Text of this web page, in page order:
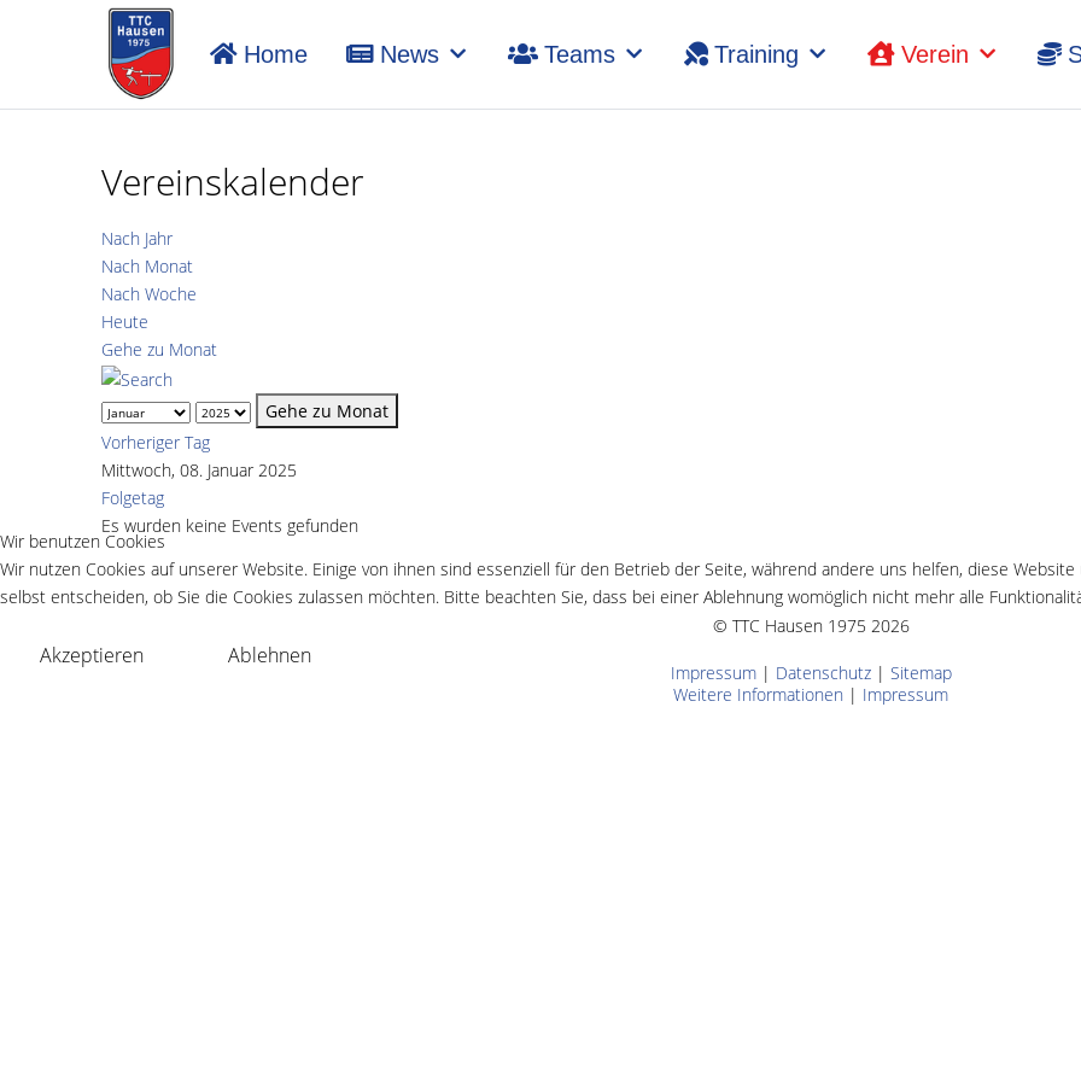
Home News Teams Training Verein
Vereinskalender
Nach Jahr
Nach Monat
Nach Woche
Heute
Gehe zu Monat
Gehe zu Monat
Vorheriger Tag
Mittwoch, 08. Januar 2025
Folgetag
Es wurden keine Events gefunden
© TTC Hausen 1975 2026
Impressum | Datenschutz | Sitemap
Wir benutzen Cookies
Wir nutzen Cookies auf unserer Website. Einige von ihnen sind essenziell für den Betrieb der Seite, während andere uns helfen, diese
selbst entscheiden, ob Sie die Cookies zulassen möchten. Bitte beachten Sie, dass bei einer Ablehnung womöglich nicht mehr alle
Akzeptieren Ablehnen
Weitere Informationen | Impressum